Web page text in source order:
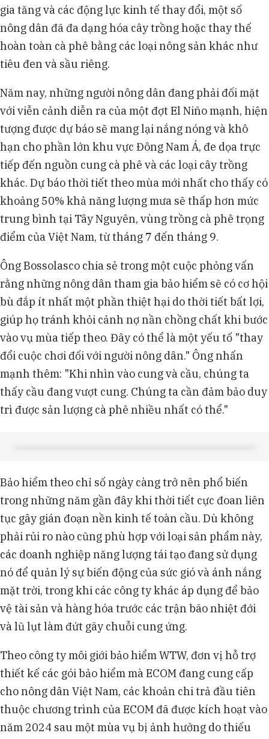
gia tăng và các động lực kinh tế thay đổi, một số
nông dân đã đa dạng hóa cây trồng hoặc thay thế
hoàn toàn cà phê bằng các loại nông sản khác như
tiêu đen và sầu riêng.
Năm nay, những người nông dân đang phải đối mặt
với viễn cảnh diễn ra của một đợt El Niño mạnh, hiện
tượng được dự báo sẽ mang lại nắng nóng và khô
hạn cho phần lớn khu vực Đông Nam Á, đe dọa trực
tiếp đến nguồn cung cà phê và các loại cây trồng
khác. Dự báo thời tiết theo mùa mới nhất cho thấy có
khoảng 50% khả năng lượng mưa sẽ thấp hơn mức
trung bình tại Tây Nguyên, vùng trồng cà phê trọng
điểm của Việt Nam, từ tháng 7 đến tháng 9.
Ông Bossolasco chia sẻ trong một cuộc phỏng vấn
rằng những nông dân tham gia bảo hiểm sẽ có cơ hội
bù đắp ít nhất một phần thiệt hại do thời tiết bất lợi,
giúp họ tránh khỏi cảnh nợ nần chồng chất khi bước
vào vụ mùa tiếp theo. Đây có thể là một yếu tố "thay
đổi cuộc chơi đối với người nông dân." Ông nhấn
mạnh thêm: "Khi nhìn vào cung và cầu, chúng ta
thấy cầu đang vượt cung. Chúng ta cần đảm bảo duy
trì được sản lượng cà phê nhiều nhất có thể."
Bảo hiểm theo chỉ số ngày càng trở nên phổ biến
trong những năm gần đây khi thời tiết cực đoan liên
tục gây gián đoạn nền kinh tế toàn cầu. Dù không
phải rủi ro nào cũng phù hợp với loại sản phẩm này,
các doanh nghiệp năng lượng tái tạo đang sử dụng
nó để quản lý sự biến động của sức gió và ánh nắng
mặt trời, trong khi các công ty khác áp dụng để bảo
vệ tài sản và hàng hóa trước các trận bão nhiệt đới
và lũ lụt làm đứt gãy chuỗi cung ứng.
Theo công ty môi giới bảo hiểm WTW, đơn vị hỗ trợ
thiết kế các gói bảo hiểm mà ECOM đang cung cấp
cho nông dân Việt Nam, các khoản chi trả đầu tiên
thuộc chương trình của ECOM đã được kích hoạt vào
năm 2024 sau một mùa vụ bị ảnh hưởng do thiếu